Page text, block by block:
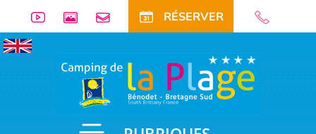
RÉSERVER